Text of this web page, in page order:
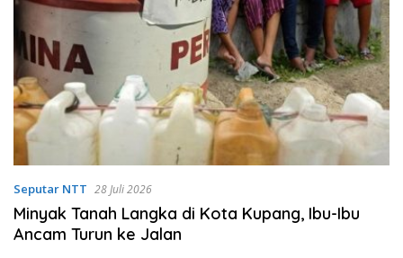
Seputar NTT 28 Juli 2026
Minyak Tanah Langka di Kota Kupang, Ibu-Ibu
Ancam Turun ke Jalan